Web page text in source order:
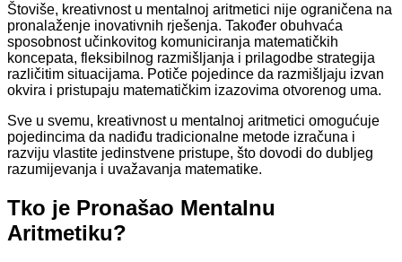
Štoviše, kreativnost u mentalnoj aritmetici nije ograničena na
pronalaženje inovativnih rješenja. Također obuhvaća
sposobnost učinkovitog komuniciranja matematičkih
koncepata, fleksibilnog razmišljanja i prilagodbe strategija
različitim situacijama. Potiče pojedince da razmišljaju izvan
okvira i pristupaju matematičkim izazovima otvorenog uma.
Sve u svemu, kreativnost u mentalnoj aritmetici omogućuje
pojedincima da nadiđu tradicionalne metode izračuna i
razviju vlastite jedinstvene pristupe, što dovodi do dubljeg
razumijevanja i uvažavanja matematike.
Tko je Pronašao Mentalnu
Aritmetiku?